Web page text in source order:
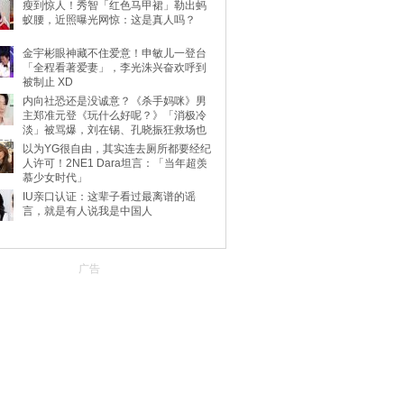
瘦到惊人！秀智「红色马甲裙」勒出蚂
蚁腰，近照曝光网惊：这是真人吗？
金宇彬眼神藏不住爱意！申敏儿一登台
「全程看著爱妻」，李光洙兴奋欢呼到
被制止 XD
内向社恐还是没诚意？《杀手妈咪》男
主郑准元登《玩什么好呢？》「消极冷
淡」被骂爆，刘在锡、孔晓振狂救场也
动
以为YG很自由，其实连去厕所都要经纪
人许可！2NE1 Dara坦言：「当年超羡
慕少女时代」
IU亲口认证：这辈子看过最离谱的谣
言，就是有人说我是中国人
广告